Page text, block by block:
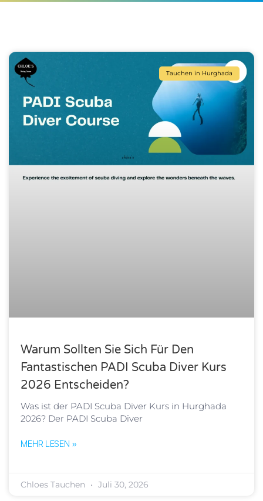
Tauchen in Hurghada
Warum Sollten Sie Sich Für Den
Fantastischen PADI Scuba Diver Kurs
2026 Entscheiden?
Was ist der PADI Scuba Diver Kurs in Hurghada
2026? Der PADI Scuba Diver
MEHR LESEN »
Chloes Tauchen Juli 30, 2026